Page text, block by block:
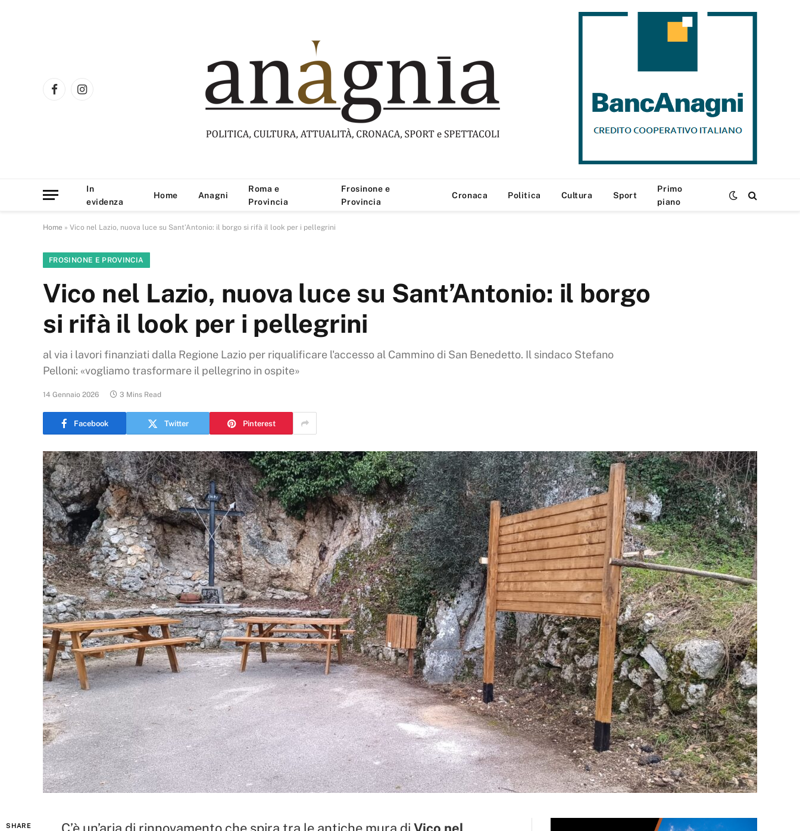
FacebookInstagram
In
evidenza
Home Anagni
Roma e
Provincia
Frosinone e
Provincia
Cronaca Politica Cultura Sport
Primo
piano
Home » Vico nel Lazio, nuova luce su Sant’Antonio: il borgo si rifà il look per i pellegrini
FROSINONE E PROVINCIA
Vico nel Lazio, nuova luce su Sant’Antonio: il borgo
si rifà il look per i pellegrini
al via i lavori finanziati dalla Regione Lazio per riqualificare l'accesso al Cammino di San Benedetto. Il sindaco Stefano
Pelloni: «vogliamo trasformare il pellegrino in ospite»
14 Gennaio 2026 3 Mins Read
Facebook Twitter Pinterest
SHARE